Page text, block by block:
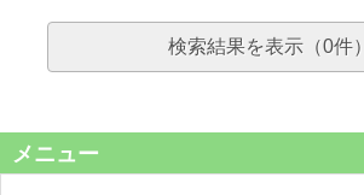
検索結果を表示（0件）
メニュー